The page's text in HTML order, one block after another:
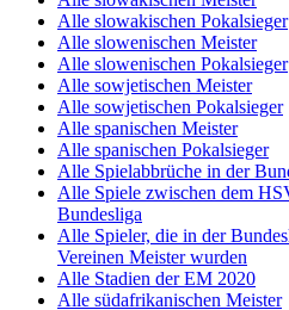
Alle slowakischen Pokalsieger
Alle slowenischen Meister
Alle slowenischen Pokalsieger
Alle sowjetischen Meister
Alle sowjetischen Pokalsieger
Alle spanischen Meister
Alle spanischen Pokalsieger
Alle Spielabbrüche in der
Alle Spiele zwischen dem
Bundesliga
Alle Spieler, die in der
Vereinen Meister wurden
Alle Stadien der EM 2020
Alle südafrikanischen Meister